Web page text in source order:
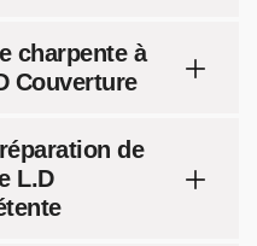
charpente à
Couverture
de
L.D